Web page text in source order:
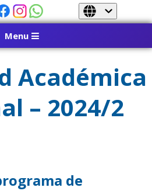
Menu
Académica
– 2024/2
de